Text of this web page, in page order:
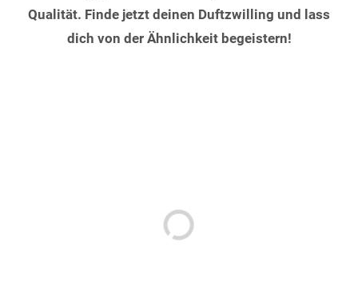
Qualität. Finde jetzt deinen Duftzwilling und lass
dich von der Ähnlichkeit begeistern!